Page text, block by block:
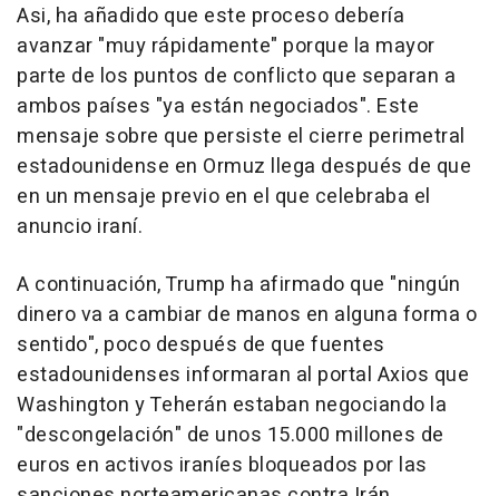
Asi, ha añadido que este proceso debería
avanzar "muy rápidamente" porque la mayor
parte de los puntos de conflicto que separan a
ambos países "ya están negociados". Este
mensaje sobre que persiste el cierre perimetral
estadounidense en Ormuz llega después de que
en un mensaje previo en el que celebraba el
anuncio iraní.
A continuación, Trump ha afirmado que "ningún
dinero va a cambiar de manos en alguna forma o
sentido", poco después de que fuentes
estadounidenses informaran al portal Axios que
Washington y Teherán estaban negociando la
"descongelación" de unos 15.000 millones de
euros en activos iraníes bloqueados por las